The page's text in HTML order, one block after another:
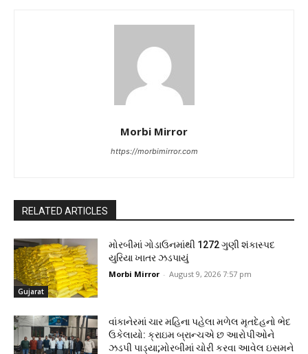
Morbi Mirror
https://morbimirror.com
RELATED ARTICLES
Gujarat
મોરબીમાં ગોડાઉનમાંથી 1272 ગુણી શંકાસ્પદ
યુરિયા ખાતર ઝડપાયું
Morbi Mirror - August 9, 2026 7:57 pm
વાંકાનેરમાં ચાર મહિના પહેલા મળેલ મૃતદેહનો ભેદ
ઉકેલાયો: ક્રાઇમ બ્રાન્ચએ છ આરોપીઓને
ઝડપી પાડ્યા;મોરબીમાં ચોરી કરવા આવેલ ઇસમને